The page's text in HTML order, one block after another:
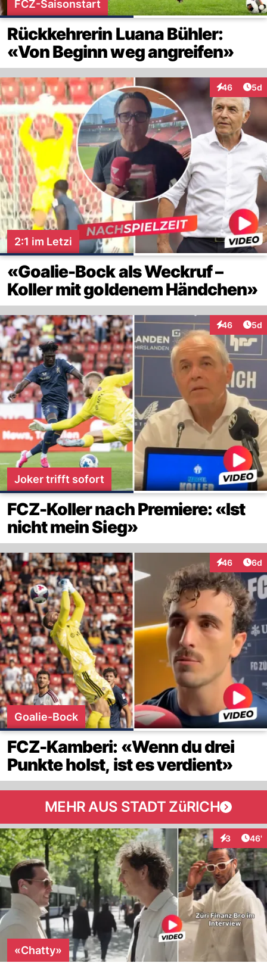
FCZ-Saisonstart
Rückkehrerin Luana Bühler:
«Von Beginn weg angreifen»
46
Interaktionen
5d
2:1 im Letzi
«Goalie-Bock als Weckruf –
Koller mit goldenem Händchen»
46
Interaktionen
5d
Joker trifft sofort
FCZ-Koller nach Premiere: «Ist
nicht mein Sieg»
46
Interaktionen
6d
Goalie-Bock
FCZ-Kamberi: «Wenn du drei
Punkte holst, ist es verdient»
MEHR AUS STADT ZüRICH
3 46'
«Chatty»